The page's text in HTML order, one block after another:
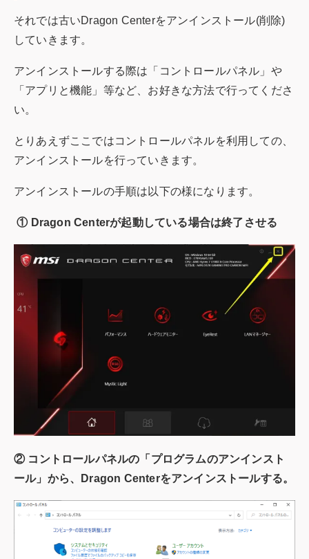
それでは古いDragon Centerをアンインストール(削除)
していきます。
アンインストールする際は「コントロールパネル」や
「アプリと機能」等など、お好きな方法で行ってくださ
い。
とりあえずここではコントロールパネルを利用しての、
アンインストールを行っていきます。
アンインストールの手順は以下の様になります。
① Dragon Centerが起動している場合は終了させる
② コントロールパネルの「プログラムのアンインスト
ール」から、Dragon Centerをアンインストールする。